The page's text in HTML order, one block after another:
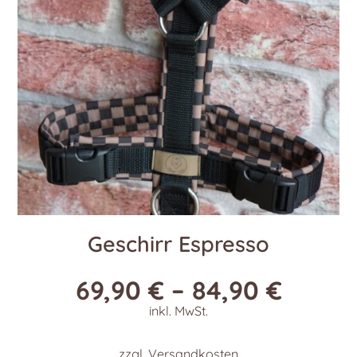
Geschirr Espresso
69,90€ – 84,90€
inkl. MwSt.